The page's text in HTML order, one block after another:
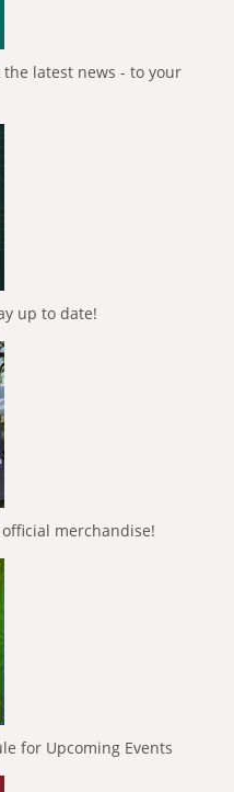
latest news - to your
up to date!
official merchandise!
for Upcoming Events